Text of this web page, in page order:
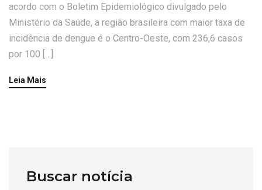
acordo com o Boletim Epidemiológico divulgado pelo
Ministério da Saúde, a região brasileira com maior taxa de
incidência de dengue é o Centro-Oeste, com 236,6 casos
por 100 […]
Leia Mais
Buscar notícia